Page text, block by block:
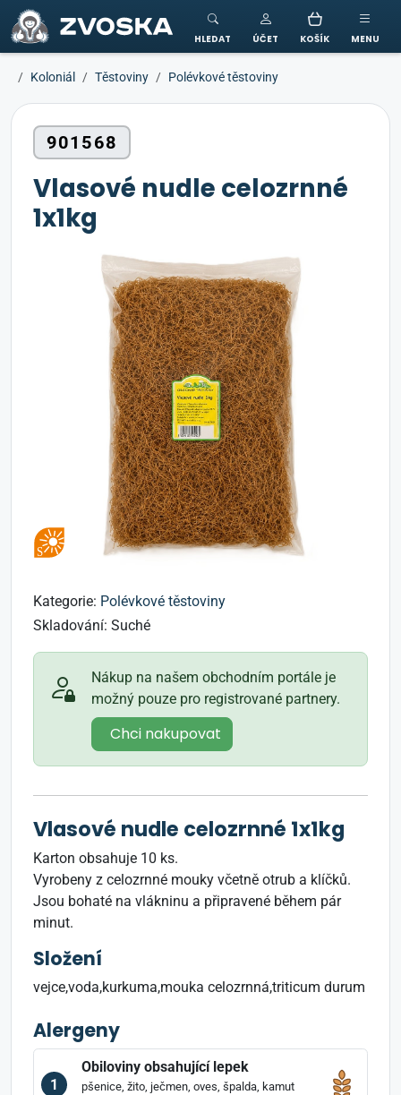
ZVOSKA
HLEDAT ÚČET KOŠÍK MENU
Koloniál Těstoviny Polévkové těstoviny
901568
Vlasové nudle celozrnné
1x1kg
Kategorie: Polévkové těstoviny
Skladování: Suché
Nákup na našem obchodním portále je
možný pouze pro registrované partnery.
Chci nakupovat
Vlasové nudle celozrnné 1x1kg
Karton obsahuje 10 ks.
Vyrobeny z celozrnné mouky včetně otrub a klíčků.
Jsou bohaté na vlákninu a připravené během pár
minut.
Složení
vejce,voda,kurkuma,mouka celozrnná,triticum durum
Alergeny
1
Obiloviny obsahující lepek
pšenice, žito, ječmen, oves, špalda, kamut